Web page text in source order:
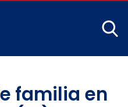
familia en